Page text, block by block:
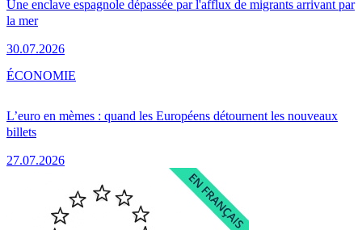
Une enclave espagnole dépassée par l'afflux de migrants arrivant par
la mer
30.07.2026
L’euro en mèmes : quand les Européens détournent les nouveaux
billets
27.07.2026
ÉCONOMIE